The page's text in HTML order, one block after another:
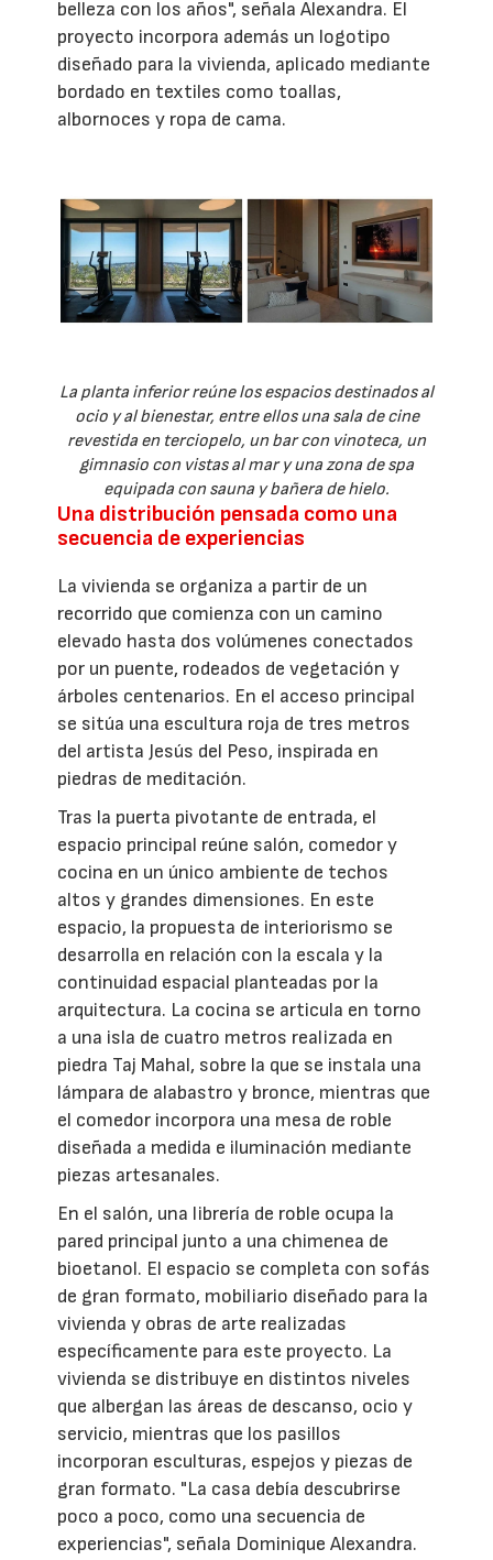
belleza con los años", señala Alexandra. El
proyecto incorpora además un logotipo
diseñado para la vivienda, aplicado mediante
bordado en textiles como toallas,
albornoces y ropa de cama.
La planta inferior reúne los espacios destinados al
ocio y al bienestar, entre ellos una sala de cine
revestida en terciopelo, un bar con vinoteca, un
gimnasio con vistas al mar y una zona de spa
equipada con sauna y bañera de hielo.
Una distribución pensada como una
secuencia de experiencias
La vivienda se organiza a partir de un
recorrido que comienza con un camino
elevado hasta dos volúmenes conectados
por un puente, rodeados de vegetación y
árboles centenarios. En el acceso principal
se sitúa una escultura roja de tres metros
del artista Jesús del Peso, inspirada en
piedras de meditación.
Tras la puerta pivotante de entrada, el
espacio principal reúne salón, comedor y
cocina en un único ambiente de techos
altos y grandes dimensiones. En este
espacio, la propuesta de interiorismo se
desarrolla en relación con la escala y la
continuidad espacial planteadas por la
arquitectura. La cocina se articula en torno
a una isla de cuatro metros realizada en
piedra Taj Mahal, sobre la que se instala una
lámpara de alabastro y bronce, mientras que
el comedor incorpora una mesa de roble
diseñada a medida e iluminación mediante
piezas artesanales.
En el salón, una librería de roble ocupa la
pared principal junto a una chimenea de
bioetanol. El espacio se completa con sofás
de gran formato, mobiliario diseñado para la
vivienda y obras de arte realizadas
específicamente para este proyecto. La
vivienda se distribuye en distintos niveles
que albergan las áreas de descanso, ocio y
servicio, mientras que los pasillos
incorporan esculturas, espejos y piezas de
gran formato. "La casa debía descubrirse
poco a poco, como una secuencia de
experiencias", señala Dominique Alexandra.